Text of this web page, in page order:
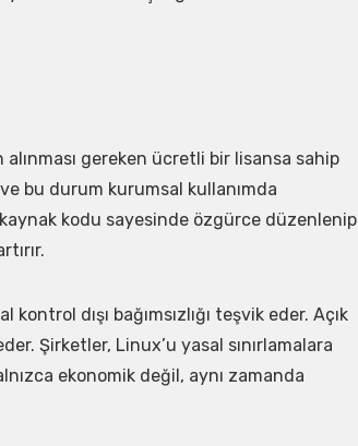
gereken ücretli bir lisansa sahip
bu durum kurumsal kullanımda
kodu sayesinde özgürce düzenlenip
dışı bağımsızlığı teşvik eder. Açık
Şirketler, Linux’u yasal sınırlamalara
ekonomik değil, aynı zamanda